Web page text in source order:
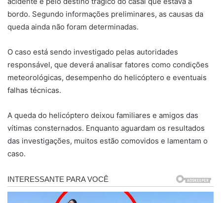
bordo. Segundo informações preliminares, as causas da
queda ainda não foram determinadas.
O caso está sendo investigado pelas autoridades
responsável, que deverá analisar fatores como condições
meteorológicas, desempenho do helicóptero e eventuais
falhas técnicas.
A queda do helicóptero deixou familiares e amigos das
vítimas consternados. Enquanto aguardam os resultados
das investigações, muitos estão comovidos e lamentam o
caso.